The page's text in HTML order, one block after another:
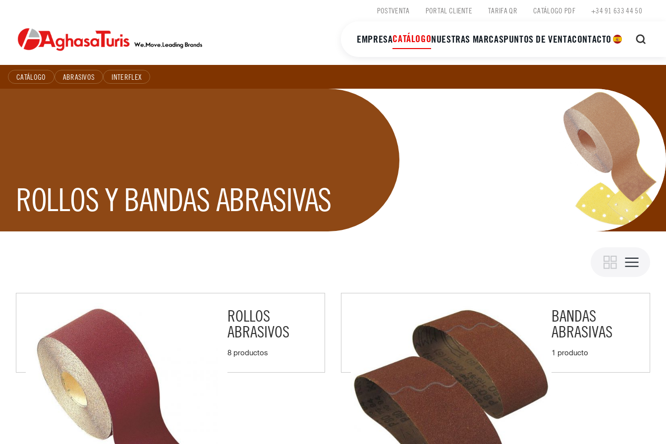
content
POSTVENTA PORTAL CLIENTE TARIFA QR CATÁLOGO PDF +34 91 633 44 50
EMPRESACATÁLOGONUESTRAS MARCASPUNTOS DE VENTACONTACTO
CATÁLOGO ABRASIVOS INTERFLEX
ROLLOS Y BANDAS ABRASIVAS
ROLLOS
ABRASIVOS
8 productos
BANDAS
ABRASIVAS
1 producto